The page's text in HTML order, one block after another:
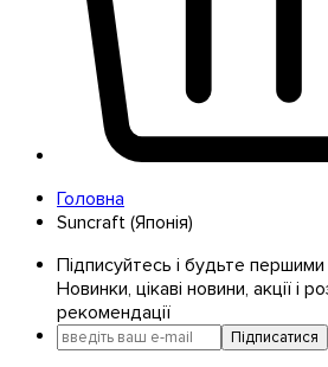
Головна
Suncraft (Японія)
Підписуйтесь і будьте першими
Новинки, цікаві новини, акції і
рекомендації
Підписатися